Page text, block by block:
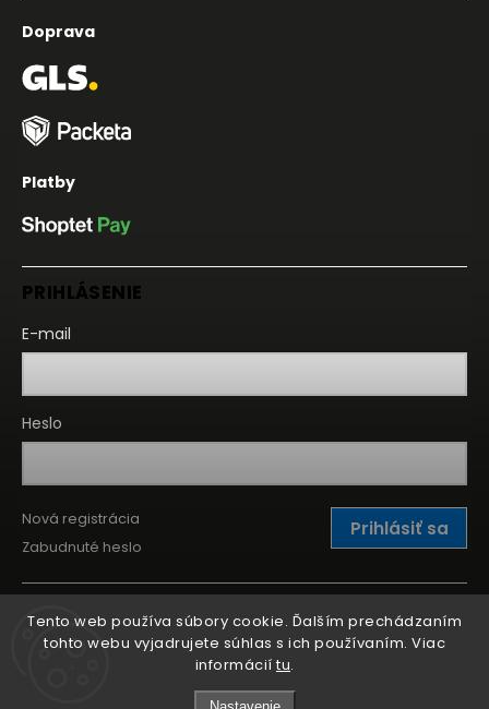
Tento web používa súbory cookie. Ďalším prechádzaním
tohto webu vyjadrujete súhlas s ich používaním. Viac
informácií tu.
Doprava
Platby
PRIHLÁSENIE
E-mail
Heslo
Prihlásiť sa
Nová registrácia
Zabudnuté heslo